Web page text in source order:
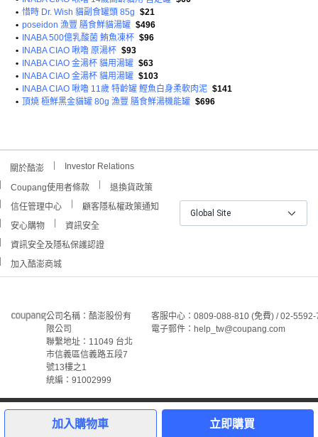
加入購物車 立即購買
• 惜時 Dr. Wish 貓副食罐頭 85g $21
• poseidon 漁豐 膳食鮮貓湯罐 $496
•
INABA 500億乳酸菌 鮪魚凍杯 $96
•
INABA CIAO 啾嚕 原湯杯 $93
•
INABA CIAO 金湯杯 貓用湯罐 $63
•
INABA CIAO 金湯杯 貓用湯罐 $103
•
INABA CIAO 啾嚕 11歲 特齡罐 鰹魚白身柔軟肉泥 $141
•
頂燒 極鮮黑金貓罐 80g 漁豐 膳食鮮湯機能罐 $696
關於酷澎 Investor Relations
Coupang使用者條款
退換貨政策
信任管理中心
顧客隱私權政策通知
安心購物
資訊安全
資訊安全及隱私保護認證
加入酷澎商城
Global Site
公司名稱：酷澎股份有
限公司
聯繫地址：11049 台北
市信義區信義路五段7
號13樓之1
統編：91002999
客服中心：0809-088-810 (免費) / 02-
電子郵件：help_tw@coupang.com
©Coupang Taiwan Co., Ltd. 保留所有權利。
本網站上顯示的所有商標、標誌和服務標誌均為酷澎股份有
限公司和/或其在美國和其他國家/地區註冊之關聯公司之所